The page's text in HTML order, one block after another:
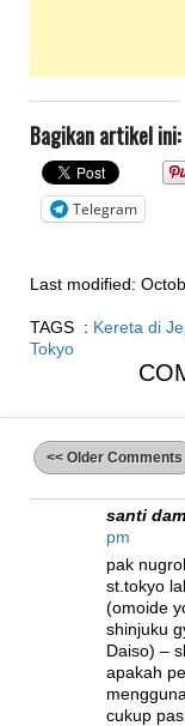
Bagikan artikel ini:
Telegram
Last modified:
TAGS : Kereta di
Tokyo
<< Older Comments
santi
pm
pak
st.tokyo
(omoide
shinjuku
Daiso) –
apakah
cukup